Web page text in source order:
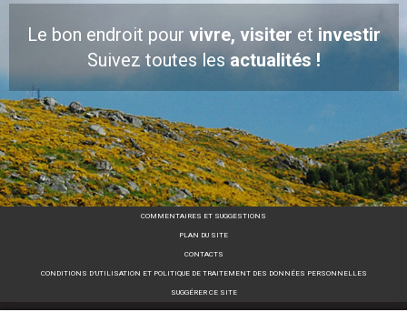
Le bon endroit pour vivre, visiter et investir
Suivez toutes lesactualités !
COMMENTAIRES ET SUGGESTIONS
PLAN DU SITE
CONTACTS
CONDITIONS D’UTILISATION ET POLITIQUE DE TRAITEMENT DES DONNÉES PERSONNELLES
SUGGÉRER CE SITE